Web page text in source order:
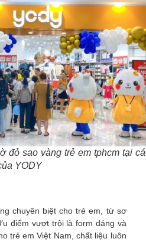
đỏ sao vàng trẻ em tphcm tại
YODY
chuyên biệt cho trẻ em, từ sơ
điểm vượt trội là form dáng và
trẻ em Việt Nam, chất liệu luôn